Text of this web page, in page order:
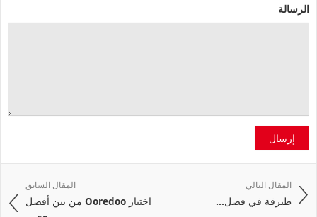
الرسالة
إرسال
المقال السابق
اختيار Ooredoo من بين أفضل
المقال التالي
طبرقة‭ ‬في‭ ‬فصل‭ ...